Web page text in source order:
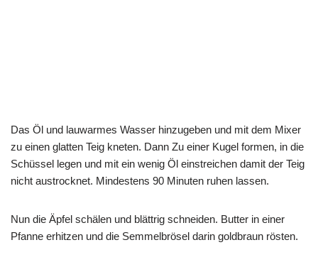
Das Öl und lauwarmes Wasser hinzugeben und mit dem Mixer
zu einen glatten Teig kneten. Dann Zu einer Kugel formen, in die
Schüssel legen und mit ein wenig Öl einstreichen damit der Teig
nicht austrocknet. Mindestens 90 Minuten ruhen lassen.
Nun die Äpfel schälen und blättrig schneiden. Butter in einer
Pfanne erhitzen und die Semmelbrösel darin goldbraun rösten.